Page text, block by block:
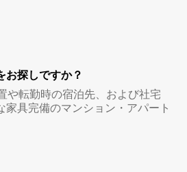
お探しですか？
や転勤時の宿泊先、および社宅
家具完備のマンション・アパート